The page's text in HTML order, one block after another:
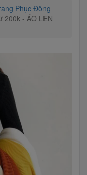
Phục Đông
200k - ÁO LEN